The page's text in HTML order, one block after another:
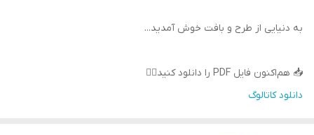
به دنیایی از طرح و بافت خوش آمدید...
📥 هم‌اکنون فایل PDF را دانلود کنید👇🏼
دانلود کاتالوگ